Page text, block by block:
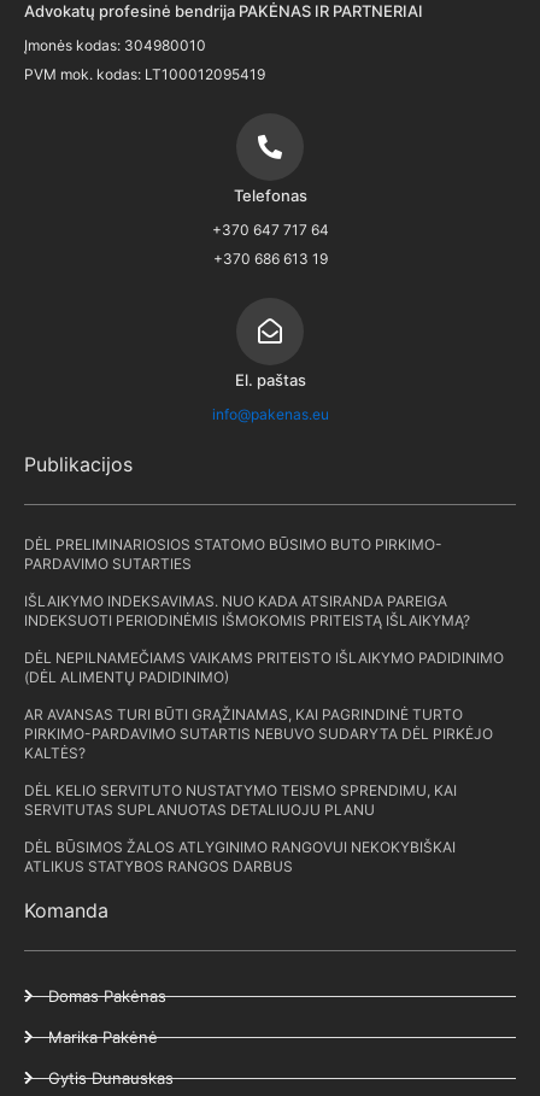
Advokatų profesinė bendrija PAKĖNAS IR PARTNERIAI
Įmonės kodas: 304980010
PVM mok. kodas: LT100012095419
Telefonas
+370 647 717 64
+370 686 613 19
El. paštas
info@pakenas.eu
Publikacijos
DĖL PRELIMINARIOSIOS STATOMO BŪSIMO BUTO PIRKIMO-
PARDAVIMO SUTARTIES
IŠLAIKYMO INDEKSAVIMAS. NUO KADA ATSIRANDA PAREIGA
INDEKSUOTI PERIODINĖMIS IŠMOKOMIS PRITEISTĄ IŠLAIKYMĄ?
DĖL NEPILNAMEČIAMS VAIKAMS PRITEISTO IŠLAIKYMO PADIDINIMO
(DĖL ALIMENTŲ PADIDINIMO)
AR AVANSAS TURI BŪTI GRĄŽINAMAS, KAI PAGRINDINĖ TURTO
PIRKIMO-PARDAVIMO SUTARTIS NEBUVO SUDARYTA DĖL PIRKĖJO
KALTĖS?
DĖL KELIO SERVITUTO NUSTATYMO TEISMO SPRENDIMU, KAI
SERVITUTAS SUPLANUOTAS DETALIUOJU PLANU
DĖL BŪSIMOS ŽALOS ATLYGINIMO RANGOVUI NEKOKYBIŠKAI
ATLIKUS STATYBOS RANGOS DARBUS
Komanda
Domas Pakėnas
Marika Pakėnė
Gytis Dunauskas